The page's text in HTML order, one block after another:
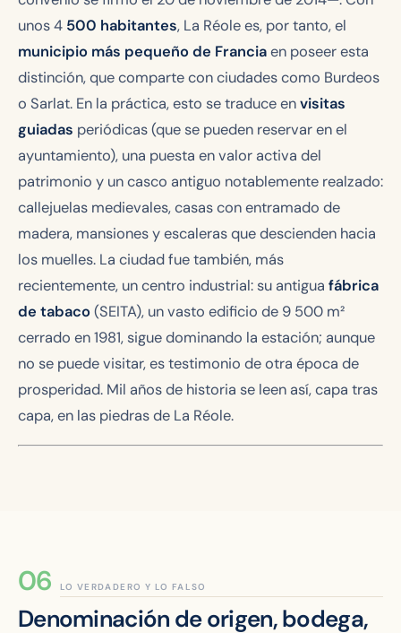
unos 4 500 habitantes, La Réole es, por tanto, el
municipio más pequeño de Franciaen poseer esta
distinción, que comparte con ciudades como Burdeos
o Sarlat. En la práctica, esto se traduce envisitas
guiadas periódicas (que se pueden reservar en el
ayuntamiento), una puesta en valor activa del
patrimonio y un casco antiguo notablemente realzado:
callejuelas medievales, casas con entramado de
madera, mansiones y escaleras que descienden hacia
los muelles. La ciudad fue también, más
recientemente, un centro industrial: su antigua fábrica
de tabaco(SEITA), un vasto edificio de 9 500 m²
cerrado en 1981, sigue dominando la estación; aunque
no se puede visitar, es testimonio de otra época de
prosperidad. Mil años de historia se leen así, capa tras
capa, en las piedras de La Réole.
LO VERDADERO Y LO FALSO
Denominación de origen, bodega,